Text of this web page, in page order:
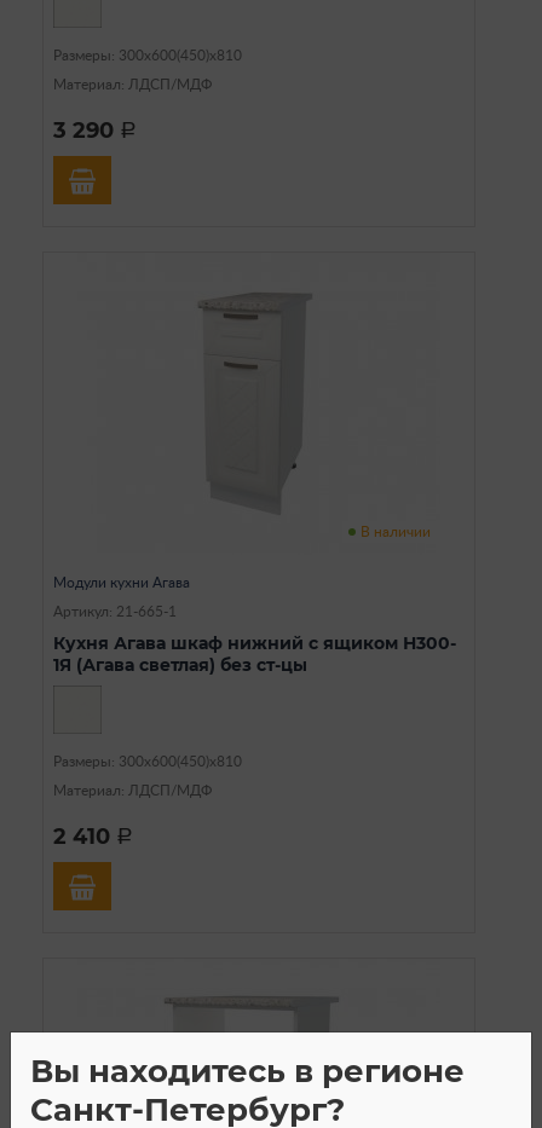
Размеры: 300х600(450)х810
Материал: ЛДСП/МДФ
3 290 a
В наличии
Модули кухни Агава
Артикул: 21-665-1
Кухня Агава шкаф нижний с ящиком Н300-
1Я (Агава светлая) без ст-цы
Размеры: 300х600(450)х810
Материал: ЛДСП/МДФ
2 410 a
Вы находитесь в регионе
Санкт-Петербург?